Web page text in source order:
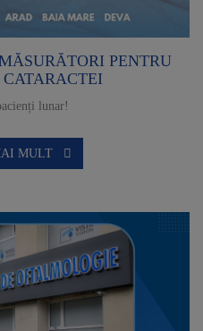
PENTRU
lunar!
MULT